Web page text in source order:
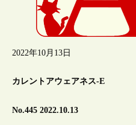
2022年10月13日
カレントアウェアネス-E
No.445 2022.10.13